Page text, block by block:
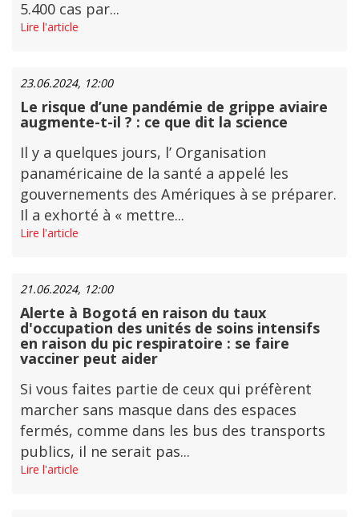
5.400 cas par...
Lire l'article
23.06.2024, 12:00
Le risque d’une pandémie de grippe aviaire
augmente-t-il ? : ce que dit la science
Il y a quelques jours, l’ Organisation
panaméricaine de la santé a appelé les
gouvernements des Amériques à se préparer.
Il a exhorté à « mettre...
Lire l'article
21.06.2024, 12:00
Alerte à Bogotá en raison du taux
d'occupation des unités de soins intensifs
en raison du pic respiratoire : se faire
vacciner peut aider
Si vous faites partie de ceux qui préfèrent
marcher sans masque dans des espaces
fermés, comme dans les bus des transports
publics, il ne serait pas...
Lire l'article